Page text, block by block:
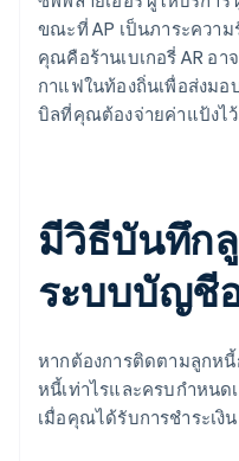
ขณะที่ AP เป็นภาระควา
คุณคือร้านเบเกอรี่ AR อ
กาแฟในท้องถิ่นเพื่อส่งม
บิลที่คุณต้องจ่ายค่าแป้งไ
มีวิธีบันทึก
ระบบบัญชี
หากต้องการติดตามลูกห
หนี้เท่าไรและครบกำหน
เมื่อคุณได้รับการชำระเ